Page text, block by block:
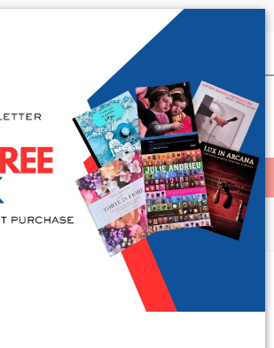
in 24h for all available books
in Grecia
3